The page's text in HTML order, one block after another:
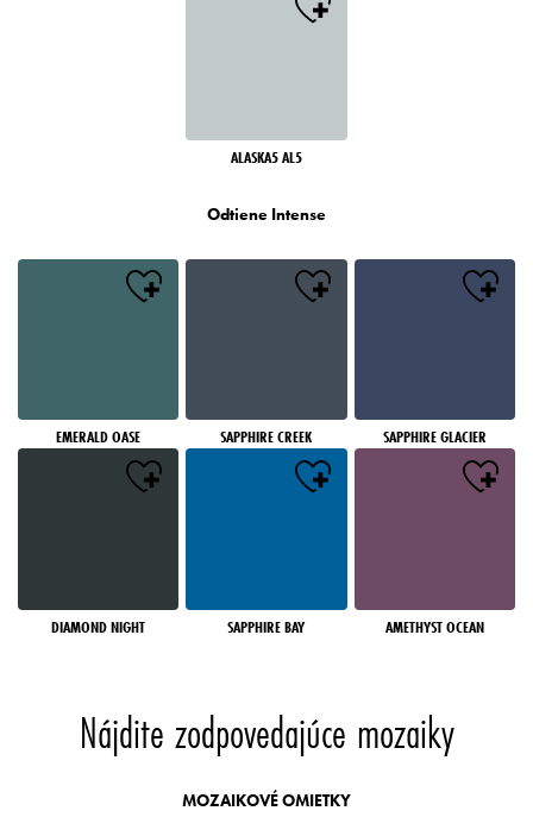
ALASKA5 AL5
Odtiene Intense
EMERALD OASE SAPPHIRE CREEK SAPPHIRE GLACIER
DIAMOND NIGHT SAPPHIRE BAY AMETHYST OCEAN
Nájdite zodpovedajúce mozaiky
MOZAIKOVÉ OMIETKY